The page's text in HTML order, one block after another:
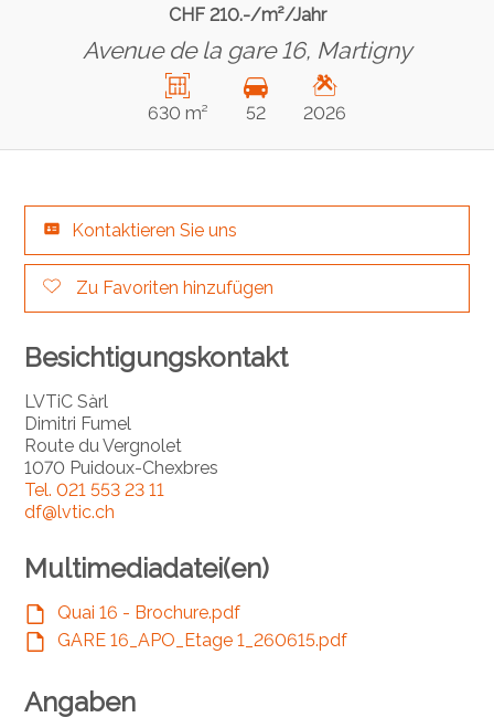
CHF 210.-/m²/Jahr
Avenue de la gare 16, Martigny
630 m² 52 2026
Kontaktieren Sie uns
Zu Favoriten hinzufügen
Besichtigungskontakt
LVTiC Sàrl
Dimitri Fumel
Route du Vergnolet
1070 Puidoux-Chexbres
Tel.021 553 23 11
df@lvtic.ch
Multimediadatei(en)
Quai 16 - Brochure.pdf
GARE 16_APO_Etage 1_260615.pdf
Angaben